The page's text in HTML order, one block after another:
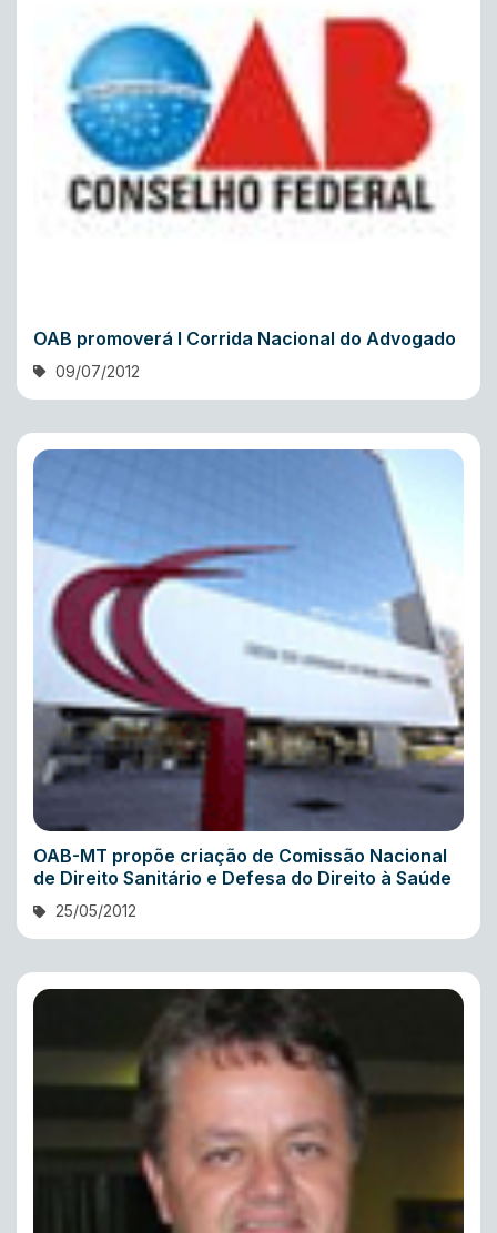
OAB promoverá I Corrida Nacional do Advogado
09/07/2012
OAB-MT propõe criação de Comissão Nacional
de Direito Sanitário e Defesa do Direito à Saúde
25/05/2012